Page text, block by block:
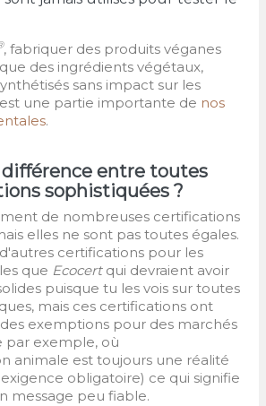
, fabriquer des produits véganes
des ingrédients végétaux,
sans impact sur les
une partie importante de nos
.
différence entre toutes
sophistiquées ?
de nombreuses certifications
elles ne sont pas toutes égales.
certifications pour les
que Ecocertqui devraient avoir
puisque tu les vois sur toutes
mais ces certifications ont
exemptions pour des marchés
par exemple, où
animale est toujours une réalité
obligatoire) ce qui signifie
message peu fiable.